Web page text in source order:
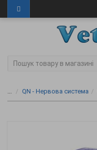
... QN - Нервова система